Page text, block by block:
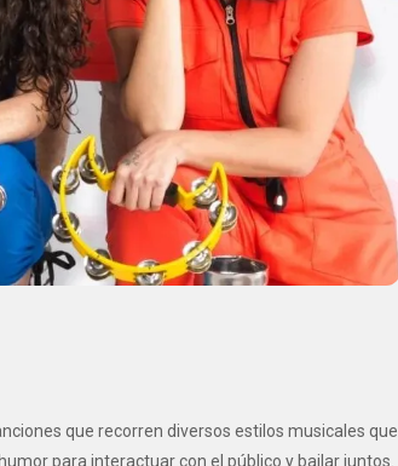
que recorren diversos estilos musicales que
para interactuar con el público y bailar juntos.